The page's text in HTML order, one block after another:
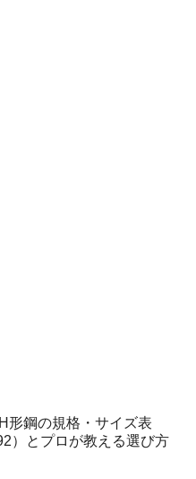
形鋼の規格・サイズ表
）とプロが教える選び方